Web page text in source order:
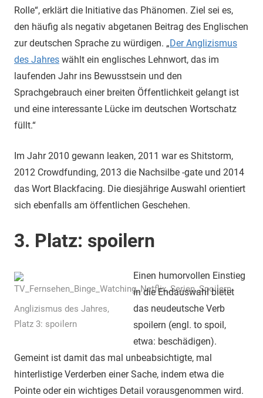
Rolle“, erklärt die Initiative das Phänomen. Ziel sei es,
den häufig als negativ abgetanen Beitrag des Englischen
zur deutschen Sprache zu würdigen. „Der Anglizismus
des Jahres wählt ein englisches Lehnwort, das im
laufenden Jahr ins Bewusstsein und den
Sprachgebrauch einer breiten Öffentlichkeit gelangt ist
und eine interessante Lücke im deutschen Wortschatz
füllt.“
Im Jahr 2010 gewann leaken, 2011 war es Shitstorm,
2012 Crowdfunding, 2013 die Nachsilbe -gate und 2014
das Wort Blackfacing. Die diesjährige Auswahl orientiert
sich ebenfalls am öffentlichen Geschehen.
3. Platz: spoilern
Anglizismus des Jahres,
Platz 3: spoilern
Einen humorvollen Einstieg
in die Endauswahl bietet
das neudeutsche Verb
spoilern (engl. to spoil,
etwa: beschädigen).
Gemeint ist damit das mal unbeabsichtigte, mal
hinterlistige Verderben einer Sache, indem etwa die
Pointe oder ein wichtiges Detail vorausgenommen wird.